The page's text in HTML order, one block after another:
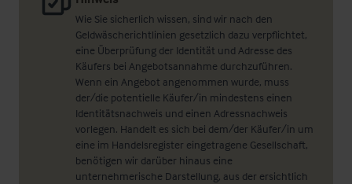
Wie Sie sicherlich wissen, sind wir nach den
Geldwäscherichtlinien gesetzlich dazu verpflichtet,
eine Überprüfung der Identität und Adresse des
Käufers bei Angebotsannahme durchzuführen.
Wenn ein Angebot angenommen wurde, muss
der/die potentielle Käufer/in mindestens einen
Identitätsnachweis und einen Adressnachweis
vorlegen. Handelt es sich bei dem/der Käufer/in um
eine im Handelsregister eingetragene Gesellschaft,
benötigen wir darüber hinaus eine
unternehmerische Darstellung, aus der ersichtlich